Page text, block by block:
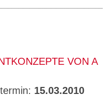
VON A
15.03.2010